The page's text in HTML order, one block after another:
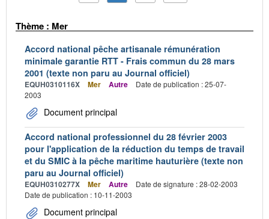
Thème : Mer
Accord national pêche artisanale rémunération
minimale garantie RTT - Frais commun du 28 mars
2001 (texte non paru au Journal officiel)
EQUH0310116X Mer Autre
Date de publication : 25-07-
2003
Document principal
Accord national professionnel du 28 février 2003
pour l'application de la réduction du temps de travail
et du SMIC à la pêche maritime hauturière (texte non
paru au Journal officiel)
EQUH0310277X Mer Autre
Date de signature : 28-02-2003
Date de publication : 10-11-2003
Document principal